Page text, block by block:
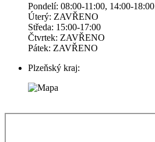
Pondelí: 08:00-11:00, 14:00-18:00
Úterý: ZAVŘENO
Středa: 15:00-17:00
Čtvrtek: ZAVŘENO
Pátek: ZAVŘENO
Plzeňský kraj: